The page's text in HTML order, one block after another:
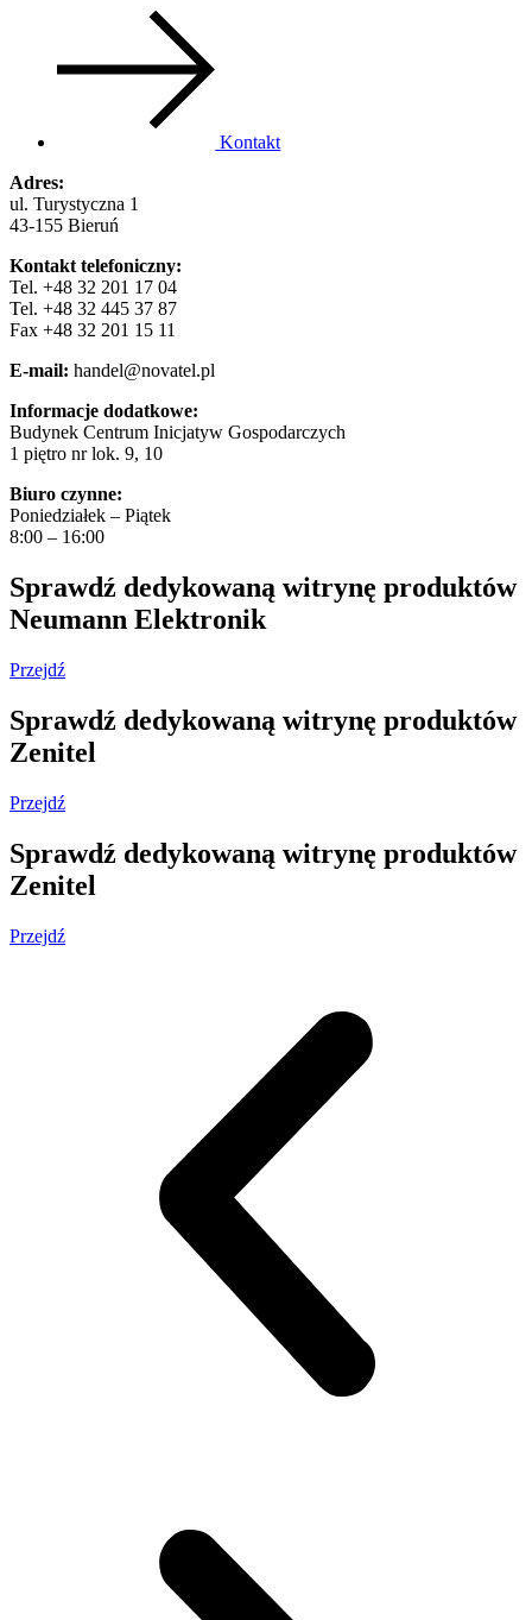
Kontakt
Adres:
ul. Turystyczna 1
43-155 Bieruń
Kontakt telefoniczny:
Tel. +48 32 201 17 04
Tel. +48 32 445 37 87
Fax +48 32 201 15 11
E-mail: handel@novatel.pl
Informacje dodatkowe:
Budynek Centrum Inicjatyw Gospodarczych
1 piętro nr lok. 9, 10
Biuro czynne:
Poniedziałek – Piątek
8:00 – 16:00
Sprawdź dedykowaną witrynę produktów
Neumann Elektronik
Przejdź
Sprawdź dedykowaną witrynę produktów
Zenitel
Przejdź
Sprawdź dedykowaną witrynę produktów
Zenitel
Przejdź